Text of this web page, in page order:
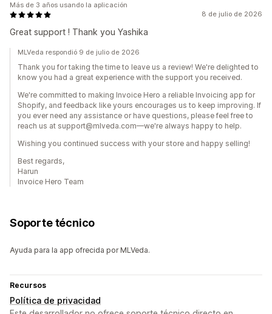
8 de julio de 2026
Great support ! Thank you Yashika
Más de 3 años usando la aplicación
MLVeda respondió 9 de julio de 2026
Thank you for taking the time to leave us a review! We're delighted to
know you had a great experience with the support you received.
We're committed to making Invoice Hero a reliable Invoicing app for
Shopify, and feedback like yours encourages us to keep improving. If
you ever need any assistance or have questions, please feel free to
reach us at support@mlveda.com—we're always happy to help.
Wishing you continued success with your store and happy selling!
Best regards,
Harun
Invoice Hero Team
Soporte técnico
Ayuda para la app ofrecida por MLVeda.
Recursos
Política de privacidad